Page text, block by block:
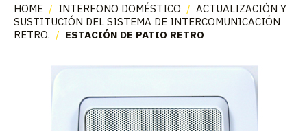
HOME / INTERFONO DOMÉSTICO / ACTUALIZACIÓN Y
SUSTITUCIÓN DEL SISTEMA DE INTERCOMUNICACIÓN
RETRO. / ESTACIÓN DE PATIO RETRO